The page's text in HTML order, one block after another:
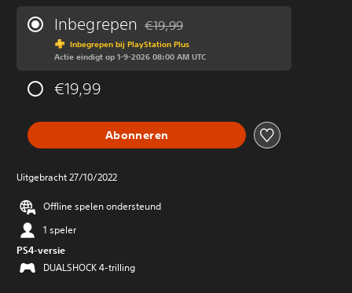
Inbegrepen Korting ten opzichte van de
€19,99
Inbegrepen bij PlayStation Plus
Actie eindigt op 1-9-2026 08:00 AM UTC
€19,99
Abonneren
Uitgebracht 27/10/2022
Offline spelen ondersteund
1 speler
PS4-versie
DUALSHOCK 4-trilling